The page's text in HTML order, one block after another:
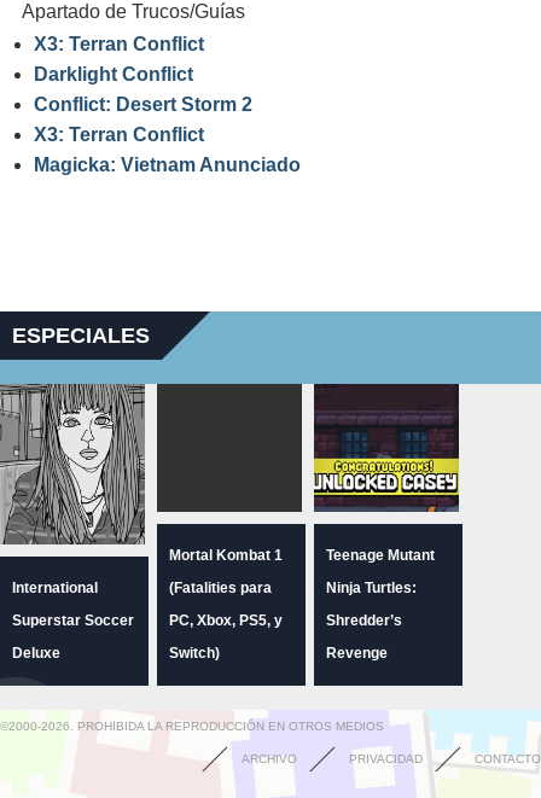
Apartado de Trucos/Guías
X3: Terran Conflict
Darklight Conflict
Conflict: Desert Storm 2
X3: Terran Conflict
Magicka: Vietnam Anunciado
ESPECIALES
International
Superstar Soccer
Deluxe
Mortal Kombat 1
(Fatalities para
PC, Xbox, PS5, y
Switch)
Teenage Mutant
Ninja Turtles:
Shredder’s
Revenge
©2000-2026. PROHIBIDA LA REPRODUCCIÓN EN OTROS MEDIOS
ARCHIVO PRIVACIDAD CONTACTO